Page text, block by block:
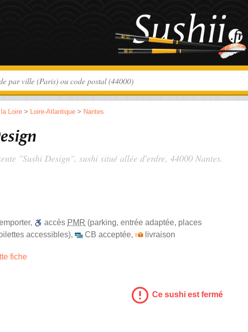
Loire > Loire-Atlantique > Nantes
"Sushi Design", sushi situé allée d'erdre, 44000 Nantes.
, accès PMR (parking, entrée adaptée, places
accessibles), CB acceptée, livraison
fiche
Ce sushi est fermé